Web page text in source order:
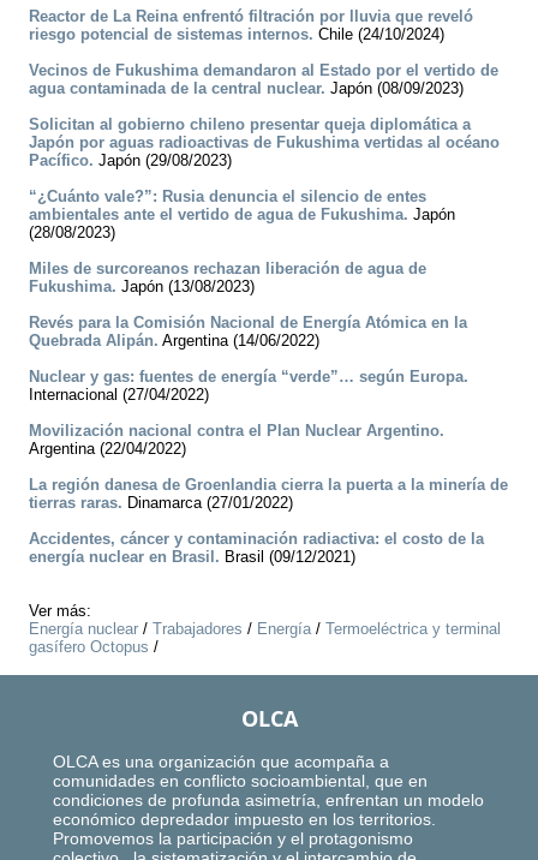
Reactor de La Reina enfrentó filtración por lluvia que reveló
riesgo potencial de sistemas internos. Chile (24/10/2024)
Vecinos de Fukushima demandaron al Estado por el vertido de
agua contaminada de la central nuclear. Japón (08/09/2023)
Solicitan al gobierno chileno presentar queja diplomática a
Japón por aguas radioactivas de Fukushima vertidas al océano
Pacífico. Japón (29/08/2023)
“¿Cuánto vale?”: Rusia denuncia el silencio de entes
ambientales ante el vertido de agua de Fukushima. Japón
(28/08/2023)
Miles de surcoreanos rechazan liberación de agua de
Fukushima. Japón (13/08/2023)
Revés para la Comisión Nacional de Energía Atómica en la
Quebrada Alipán. Argentina (14/06/2022)
Nuclear y gas: fuentes de energía “verde”… según Europa.
Internacional (27/04/2022)
Movilización nacional contra el Plan Nuclear Argentino.
Argentina (22/04/2022)
La región danesa de Groenlandia cierra la puerta a la minería de
tierras raras. Dinamarca (27/01/2022)
Accidentes, cáncer y contaminación radiactiva: el costo de la
energía nuclear en Brasil. Brasil (09/12/2021)
Ver más:
Energía nuclear / Trabajadores / Energía/ Termoeléctrica y terminal
gasífero Octopus /
OLCA
OLCA es una organización que acompaña a
comunidades en conflicto socioambiental, que en
condiciones de profunda asimetría, enfrentan un modelo
económico depredador impuesto en los territorios.
Promovemos la participación y el protagonismo